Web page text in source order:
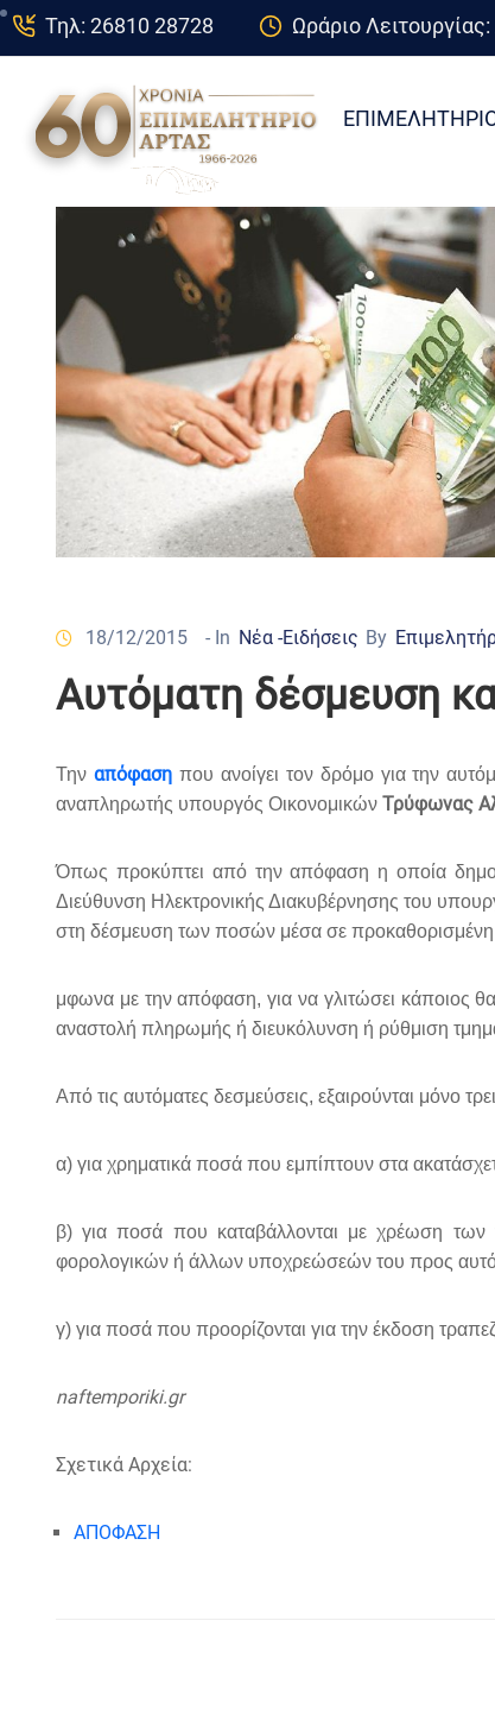
Τηλ: 26810 28728 Ωράριο
18/12/2015 - In Νέα -Ειδήσεις By
Αυτόματη δέσμευση
Την απόφαση που ανοίγει τον δρόμο για την
αναπληρωτής υπουργός Οικονομικών Τρύφωνας
Όπως προκύπτει από την απόφαση η οποία
Διεύθυνση Ηλεκτρονικής Διακυβέρνησης του
στη δέσμευση των ποσών μέσα σε
μφωνα με την απόφαση, για να γλιτώσει κάποιος
αναστολή πληρωμής ή διευκόλυνση ή ρύθμιση
Από τις αυτόματες δεσμεύσεις, εξαιρούνται μόνο
α) για χρηματικά ποσά που εμπίπτουν στα
β) για ποσά που καταβάλλονται με χρέωση των
φορολογικών ή άλλων υποχρεώσεών του προς
γ) για ποσά που προορίζονται για την έκδοση
naftemporiki.gr
Σχετικά Αρχεία:
ΑΠΟΦΑΣΗ